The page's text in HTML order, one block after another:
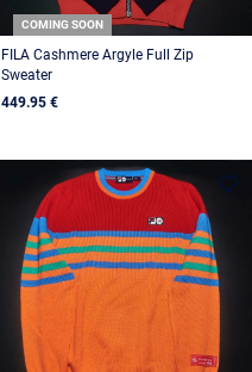
COMING SOON
FILA Cashmere Argyle Full Zip
Sweater
449.95 €